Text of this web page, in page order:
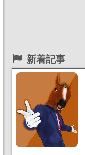
新着記事